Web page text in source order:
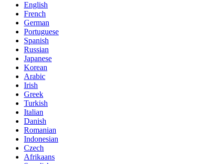
English
French
German
Portuguese
Spanish
Russian
Japanese
Korean
Arabic
Irish
Greek
Turkish
Italian
Danish
Romanian
Indonesian
Czech
Afrikaans